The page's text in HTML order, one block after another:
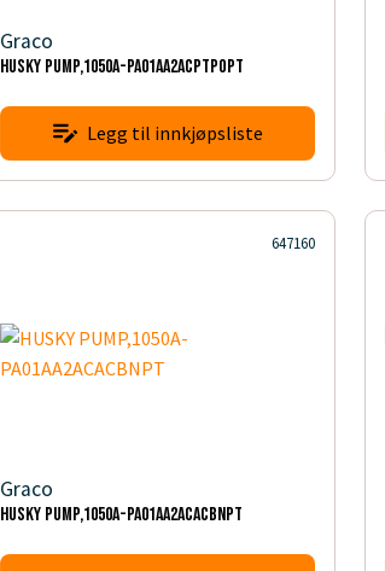
Graco
HUSKY PUMP,1050A-PA01AA2ACPTPOPT
Legg til innkjøpsliste
647160
Graco
HUSKY PUMP,1050A-PA01AA2ACACBNPT